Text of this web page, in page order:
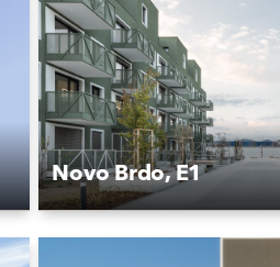
Novo Brdo, E1